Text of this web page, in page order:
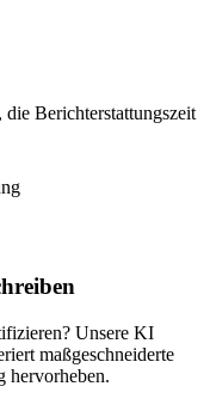
Berichterstattungszeit
Unsere KI
maßgeschneiderte
hervorheben.